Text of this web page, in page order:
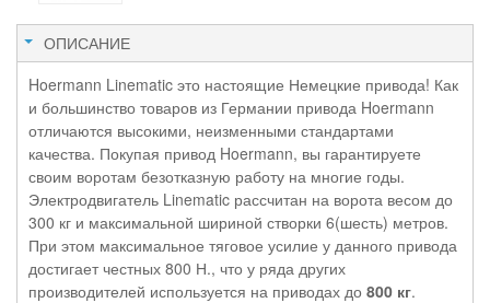
ОПИСАНИЕ
Hoermann Linematic это настоящие Немецкие привода! Как
и большинство товаров из Германии привода Hoermann
отличаются высокими, неизменными стандартами
качества. Покупая привод Hoermann, вы гарантируете
своим воротам безотказную работу на многие годы.
Электродвигатель Linematic рассчитан на ворота весом до
300 кг и максимальной шириной створки 6(шесть) метров.
При этом максимальное тяговое усилие у данного привода
достигает честных 800 Н., что у ряда других
производителей используется на приводах до 800 кг.